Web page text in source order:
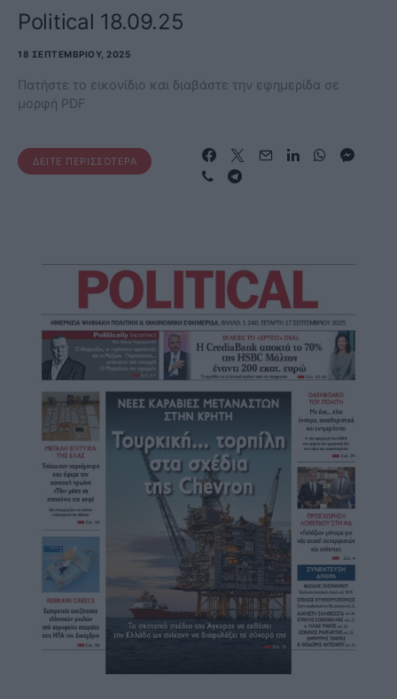
Political 18.09.25
18 ΣΕΠΤΕΜΒΡΊΟΥ, 2025
Πατήστε το εικονίδιο και διαβάστε την εφημερίδα σε
μορφή PDF
ΔΕΊΤΕ ΠΕΡΙΣΣΌΤΕΡΑ